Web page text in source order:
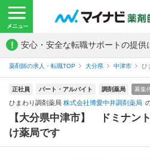
! 安心・安全な転職サポートの提供
薬剤師の求人・転職TOP 大分県 中津市 ひ
正社員 パート・アルバイト 調剤薬局 募集
ひまわり調剤薬局 株式会社博愛中井調剤薬局
【大分県中津市】 ドミナン
け薬局です